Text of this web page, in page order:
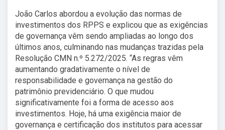
João Carlos abordou a evolução das normas de
investimentos dos RPPS e explicou que as exigências
de governança vêm sendo ampliadas ao longo dos
últimos anos, culminando nas mudanças trazidas pela
Resolução CMN n.º 5.272/2025. “As regras vêm
aumentando gradativamente o nível de
responsabilidade e governança na gestão do
patrimônio previdenciário. O que mudou
significativamente foi a forma de acesso aos
investimentos. Hoje, há uma exigência maior de
governança e certificação dos institutos para acessar